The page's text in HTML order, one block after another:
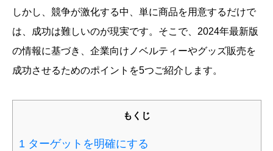
しかし、競争が激化する中、単に商品を用意するだけで
は、成功は難しいのが現実です。そこで、2024年最新版
の情報に基づき、企業向けノベルティーやグッズ販売を
成功させるためのポイントを5つご紹介します。
もくじ
1 ターゲットを明確にする